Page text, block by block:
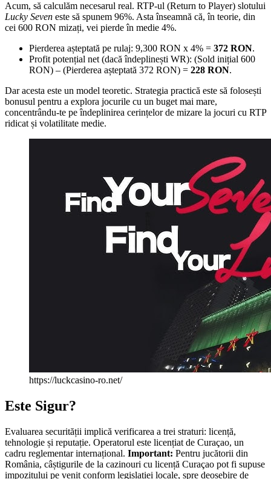
Acum, să calculăm necesarul real. RTP-ul (Return to Player) slotului
Lucky Seven este să spunem 96%. Asta înseamnă că, în teorie, din
cei 600 RON mizați, vei pierde în medie 4%.
Pierderea așteptată pe rulaj: 9,300 RON x 4% = 372 RON.
Profit potențial net (dacă îndeplinești WR): (Sold inițial 600
RON) – (Pierderea așteptată 372 RON) = 228 RON.
Dar acesta este un model teoretic. Strategia practică este să folosești
bonusul pentru a explora jocurile cu un buget mai mare,
concentrându-te pe îndeplinirea cerințelor de mizare la jocuri cu RTP
ridicat și volatilitate medie.
https://luckcasino-ro.net/
Este Sigur?
Evaluarea securității implică verificarea a trei straturi: licență,
tehnologie și reputație. Operatorul este licențiat de Curaçao, un
cadru reglementar internațional. Important: Pentru jucătorii din
România, câștigurile de la cazinouri cu licență Curaçao pot fi supuse
impozitului pe venit conform legislației locale, spre deosebire de